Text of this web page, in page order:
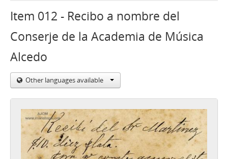
Item 012 - Recibo a nombre del
Conserje de la Academia de Música
Alcedo
Other languages available